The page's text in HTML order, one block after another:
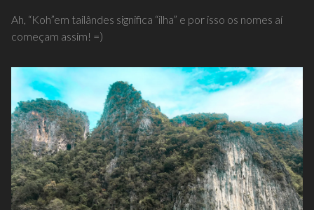
Ah, “Koh”em tailândes significa “ilha” e por isso os nomes aí
começam assim! =)